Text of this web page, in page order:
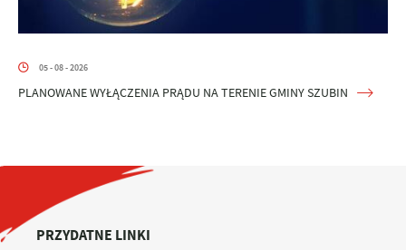
05 - 08 - 2026
PLANOWANE WYŁĄCZENIA PRĄDU NA TERENIE GMINY SZUBIN
PRZYDATNE LINKI